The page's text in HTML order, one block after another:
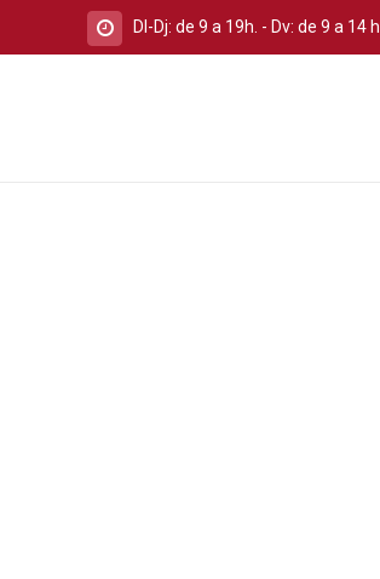
Dl-Dj: de 9 a 19h. - Dv: de 9 a 14 h.